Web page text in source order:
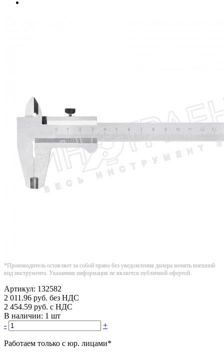
*Производитель оставляет за собой право без уведомления дилера менять внешний
вид инструмента. Указанная информация не является публичной офертой.
Артикул: 132582
2 011.96 руб. без НДС
2 454.59 руб. с НДС
В наличии: 1 шт
-
+
Работаем только с юр. лицами*